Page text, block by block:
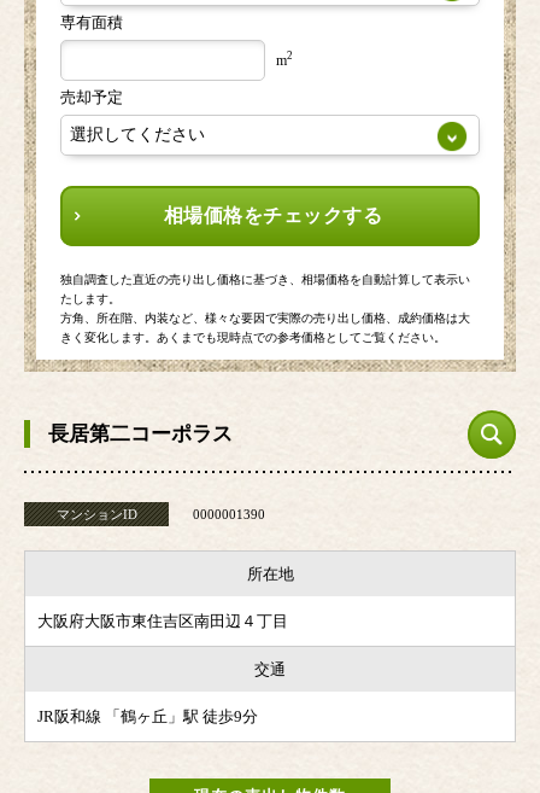
専有面積
m2
売却予定
相場価格をチェックする
独自調査した直近の売り出し価格に基づき、相場価格を自動計算して表示い
たします。
方角、所在階、内装など、様々な要因で実際の売り出し価格、成約価格は大
きく変化します。あくまでも現時点での参考価格としてご覧ください。
長居第二コーポラス
マンションID 0000001390
所在地
大阪府大阪市東住吉区南田辺４丁目
交通
JR阪和線 「鶴ヶ丘」駅 徒歩9分